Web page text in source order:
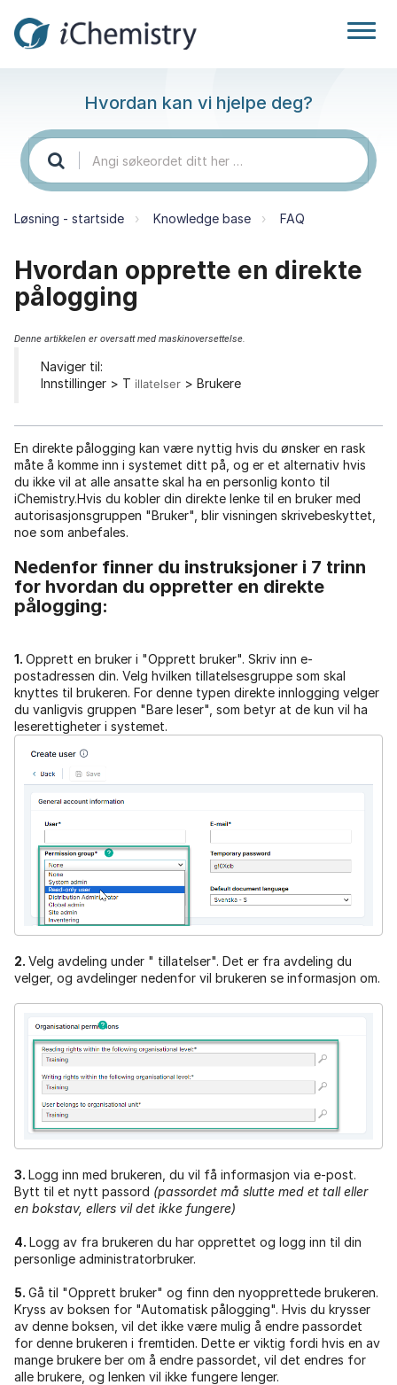
Hvordan kan vi hjelpe deg?
Løsning - startside Knowledge base FAQ
Hvordan opprette en direkte
pålogging
Denne artikkelen er oversatt med maskinoversettelse.
Naviger til:
Innstillinger > T illatelser > Brukere
En direkte pålogging kan være nyttig hvis du ønsker en rask
måte å komme inn i systemet ditt på, og er et alternativ hvis
du ikke vil at alle ansatte skal ha en personlig konto til
iChemistry.Hvis du kobler din direkte lenke til en bruker med
autorisasjonsgruppen "Bruker", blir visningen skrivebeskyttet,
noe som anbefales.
Nedenfor finner du instruksjoner i 7 trinn
for hvordan du oppretter en direkte
pålogging:
1. Opprett en bruker i "Opprett bruker". Skriv inn e-
postadressen din. Velg hvilken tillatelsesgruppe som skal
knyttes til brukeren. For denne typen direkte innlogging velger
du vanligvis gruppen "Bare leser", som betyr at de kun vil ha
leserettigheter i systemet.
2. Velg avdeling under " tillatelser". Det er fra avdeling du
velger, og avdelinger nedenfor vil brukeren se informasjon om.
3. Logg inn med brukeren, du vil få informasjon via e-post.
Bytt til et nytt passord (passordet må slutte med et tall eller
en bokstav, ellers vil det ikke fungere)
4. Logg av fra brukeren du har opprettet og logg inn til din
personlige administratorbruker.
5. Gå til "Opprett bruker" og finn den nyopprettede brukeren.
Kryss av boksen for "Automatisk pålogging". Hvis du krysser
av denne boksen, vil det ikke være mulig å endre passordet
for denne brukeren i fremtiden. Dette er viktig fordi hvis en av
mange brukere ber om å endre passordet, vil det endres for
alle brukere, og lenken vil ikke fungere lenger.